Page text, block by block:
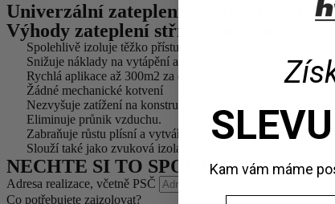
Univerzální zateplení, vhodné téměř
Výhody zateplení stříkanou pěnou
Spolehlivě izoluje těžko přístupná místa.
Snižuje náklady na vytápění a klimatizaci.
Rychlá aplikace až 300m2 za den (dle náročnosti stavby)
Žádné mechanické kotvení
Nezvyšuje zatížení na konstrukci budovy.
Eliminuje průnik vzduchu.
Zabraňuje růstu plísní a vytváří zdravé životní prostředí.
Slouží také jako zvuková izolace.
NECHTE SI TO SPOČÍTAT
Adresa realizace, včetně PSČ
Co potřebujete zaizolovat?
SLEVU
Kam vám máme